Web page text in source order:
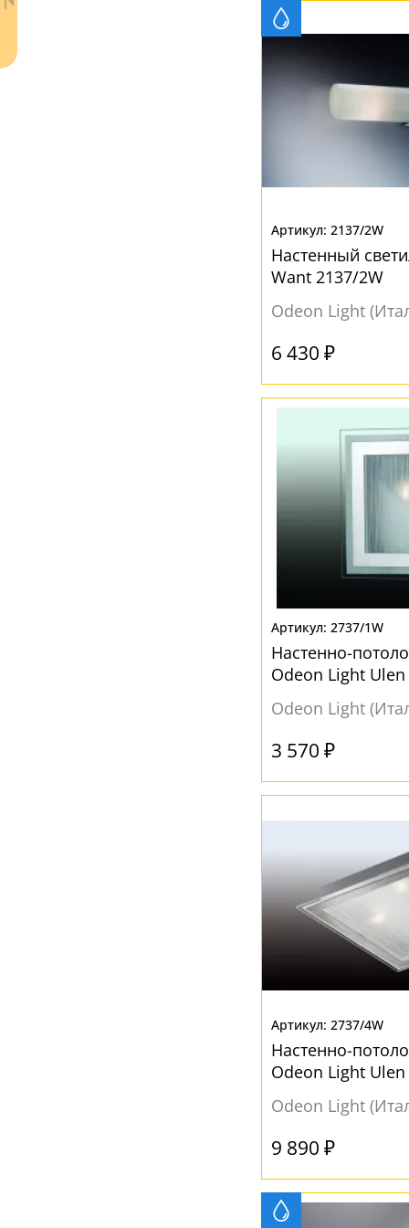
- бесплатно по России
- бесплатная доставка
2137/2W
Настенный
Want 2137/2W
Odeon Light
6 430 ₽
2737/1W
Настенно-
Odeon Light
Odeon Light
3 570 ₽
2737/4W
Настенно-
Odeon Light
Odeon Light
9 890 ₽